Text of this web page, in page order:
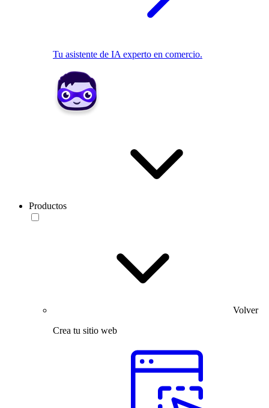
Tu asistente de IA experto en comercio.
Productos
Volver
Crea tu sitio web